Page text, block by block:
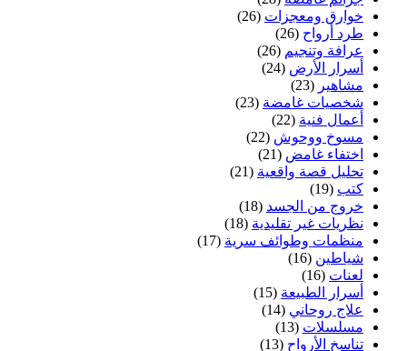
خوارق ومعجزات (26)
طرد أرواح (26)
عرافة وتنجيم (26)
أسرار الأرض (24)
مشاهير (23)
شخصيات غامضة (23)
أعمال فنية (22)
مسوخ ووحوش (22)
اختفاء غامض (21)
تحليل قصة واقعية (21)
كتب (19)
خروج من الجسد (18)
نظريات غير تقليدية (18)
منظمات وطوائف سرية (17)
شياطين (16)
لعنات (16)
أسرار الطبيعة (15)
علاج روحاني (14)
مسلسلات (13)
تناسخ الأرواح (13)